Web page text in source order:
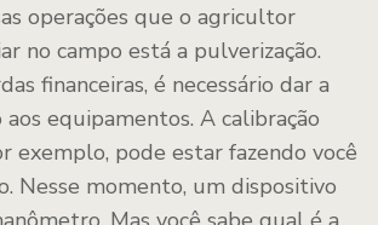
operações que o agricultor
no campo está a pulverização.
financeiras, é necessário dar a
equipamentos. A calibração
exemplo, pode estar fazendo você
Nesse momento, um dispositivo